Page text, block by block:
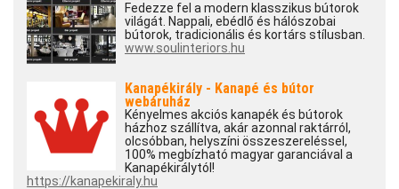
Fedezze fel a modern klasszikus bútorok
világát. Nappali, ebédlő és hálószobai
bútorok, tradicionális és kortárs stílusban.
www.soulinteriors.hu
Kanapékirály - Kanapé és bútor
webáruház
Kényelmes akciós kanapék és bútorok
házhoz szállítva, akár azonnal raktárról,
olcsóbban, helyszíni összeszereléssel,
100% megbízható magyar garanciával a
Kanapékirálytól!
https://kanapekiraly.hu